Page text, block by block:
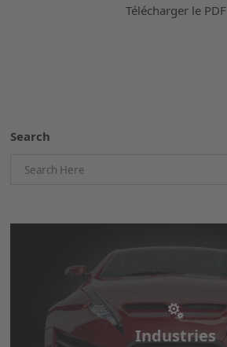
Télécharger le PDF
Search
Industries